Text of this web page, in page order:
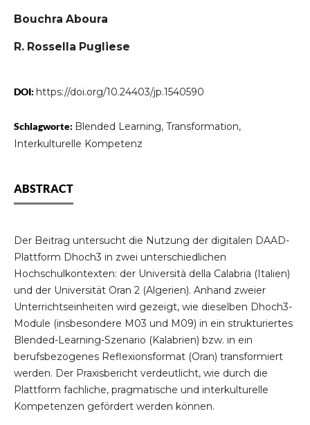
Bouchra Aboura
R. Rossella Pugliese
DOI: https://doi.org/10.24403/jp.1540590
Schlagworte: Blended Learning, Transformation,
Interkulturelle Kompetenz
ABSTRACT
Der Beitrag untersucht die Nutzung der digitalen DAAD-
Plattform Dhoch3 in zwei unterschiedlichen
Hochschulkontexten: der Università della Calabria (Italien)
und der Universität Oran 2 (Algerien). Anhand zweier
Unterrichtseinheiten wird gezeigt, wie dieselben Dhoch3-
Module (insbesondere M03 und M09) in ein strukturiertes
Blended-Learning-Szenario (Kalabrien) bzw. in ein
berufsbezogenes Reflexionsformat (Oran) transformiert
werden. Der Praxisbericht verdeutlicht, wie durch die
Plattform fachliche, pragmatische und interkulturelle
Kompetenzen gefördert werden können.